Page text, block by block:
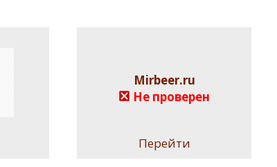
Mirbeer.ru
Не проверен
Перейти